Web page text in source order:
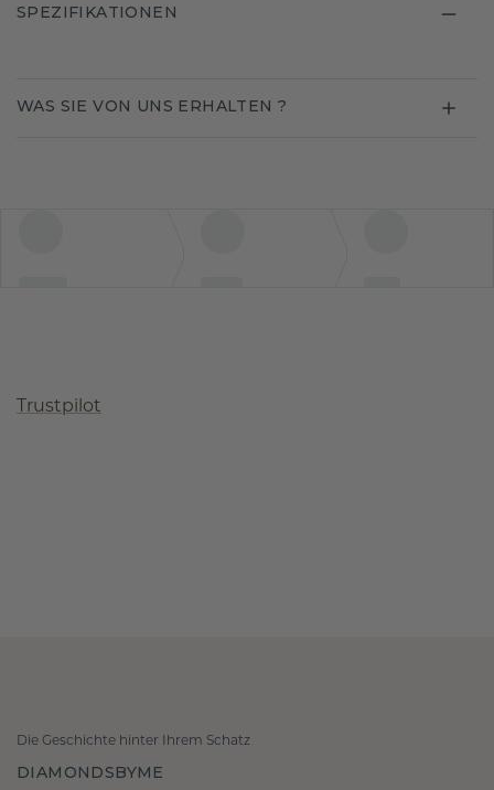
SPEZIFIKATIONEN
WAS SIE VON UNS ERHALTEN ?
Trustpilot
Die Geschichte hinter Ihrem Schatz
DIAMONDSBYME